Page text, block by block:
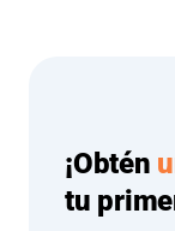
¡Obtén
tu